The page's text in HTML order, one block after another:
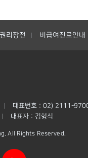
리장전 비급여진료안내
대표번호 : 02) 2111-
대표자 : 김형식
All Rights Reserved.